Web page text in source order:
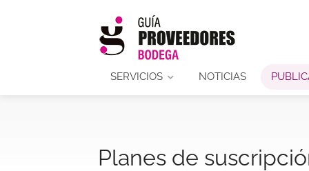
SERVICIOS NOTICIAS
Planes de